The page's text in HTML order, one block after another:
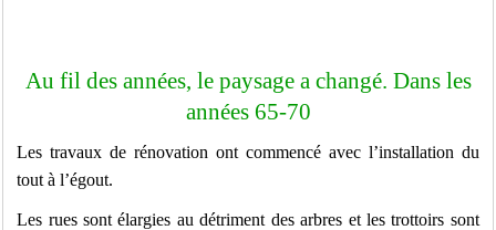
Au fil des années, le paysage a changé. Dans les
années 65-70
Les travaux de rénovation ont commencé avec l’installation du
tout à l’égout.
Les rues sont élargies au détriment des arbres et les trottoirs sont